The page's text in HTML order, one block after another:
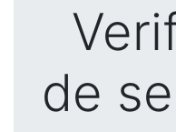
de